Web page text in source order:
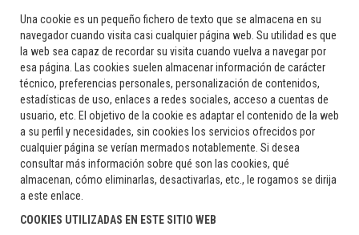
Una cookie es un pequeño fichero de texto que se almacena en su
navegador cuando visita casi cualquier página web. Su utilidad es que
la web sea capaz de recordar su visita cuando vuelva a navegar por
esa página. Las cookies suelen almacenar información de carácter
técnico, preferencias personales, personalización de contenidos,
estadísticas de uso, enlaces a redes sociales, acceso a cuentas de
usuario, etc. El objetivo de la cookie es adaptar el contenido de la web
a su perfil y necesidades, sin cookies los servicios ofrecidos por
cualquier página se verían mermados notablemente. Si desea
consultar más información sobre qué son las cookies, qué
almacenan, cómo eliminarlas, desactivarlas, etc., le rogamos se dirija
a este enlace.
COOKIES UTILIZADAS EN ESTE SITIO WEB